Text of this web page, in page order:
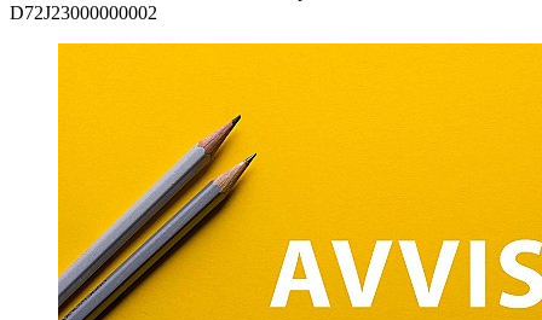
D72J23000000002